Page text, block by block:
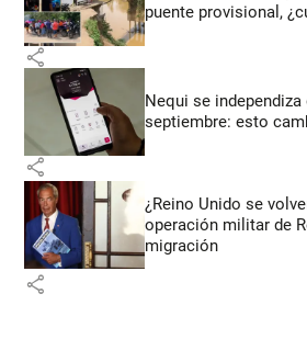
puente provisional,
share
Nequi se
septiembre: esto
share
¿Reino Unido se
operación militar de
migración
share